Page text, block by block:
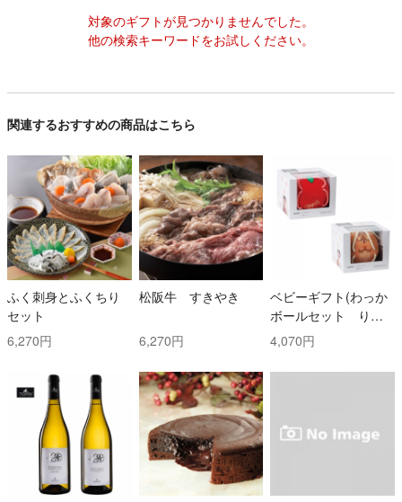
対象のギフトが見つかりませんでした。
他の検索キーワードをお試しください。
関連するおすすめの商品はこちら
ふく刺身とふくちり
セット
6,270円
松阪牛 すきやき
6,270円
ベビーギフト(わっか
ボールセット りん
ご・しまりす)
4,070円